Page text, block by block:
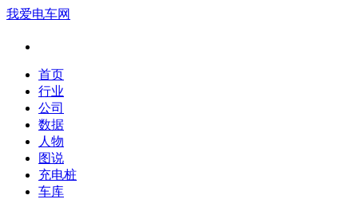
我爱电车网
首页
行业
公司
数据
人物
图说
充电桩
车库